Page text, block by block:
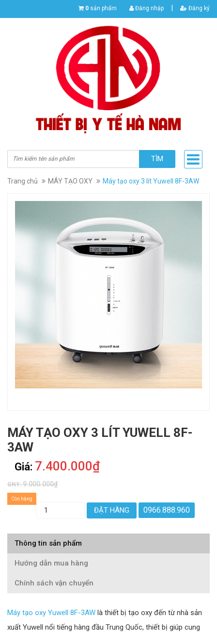
0 sản phẩm Đăng nhập | Đăng ký
TÌM
Trang chủ MÁY TẠO OXY Máy tạo oxy 3 lít Yuwell 8F-3AW
MÁY TẠO OXY 3 LÍT YUWELL 8F-
3AW
Giá: 7.400.000₫
GNY:9.000.000₫
Còn hàng
ĐẶT HÀNG 0966.888.960
Thông tin sản phẩm
Hướng dẫn mua hàng
Chính sách vận chuyển
Máy tạo oxy Yuwell 8F-3AW là thiết bị tạo oxy đến từ nhà sản
xuất Yuwell nổi tiếng hàng đầu Trung Quốc, thiết bị giúp cung